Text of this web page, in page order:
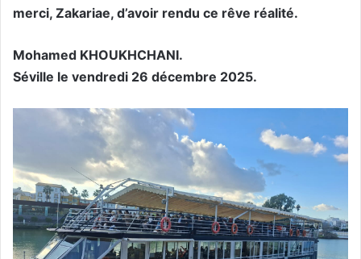
merci, Zakariae, d’avoir rendu ce rêve réalité.
Mohamed KHOUKHCHANI.
Séville le vendredi 26 décembre 2025.